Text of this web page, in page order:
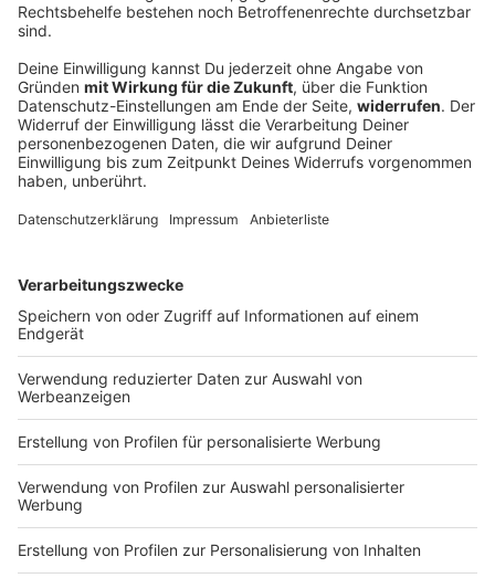
Bayern zahlt rund 360 Millionen Euro an
Microsoft
Bayerns Verwaltung arbeitet meist mit Software des
US-Giganten Microsoft. Das wirft nicht nur Fragen zur
wie viel Geld der Freistaat dafür ausgibt.
DEINE GEMERKTEN ARTIKEL
Du hast dir noch keine Artikel gemerkt
Markiere sie hierfür mit einem